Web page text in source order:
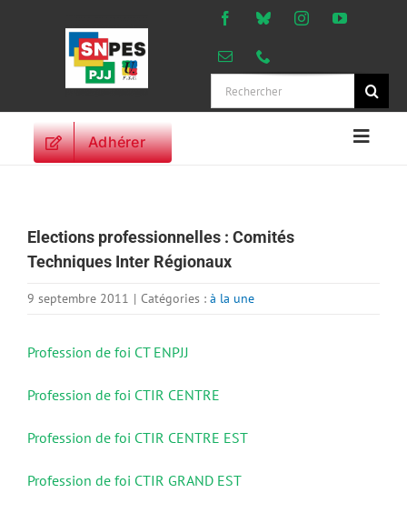
Rechercher:
Adhérer
ORIENTATIONS
Elections professionnelles : Comités
Techniques Inter Régionaux
9 septembre 2011 | Catégories : à la une
Profession de foi CT ENPJJ
Profession de foi CTIR CENTRE
Profession de foi CTIR CENTRE EST
Profession de foi CTIR GRAND EST